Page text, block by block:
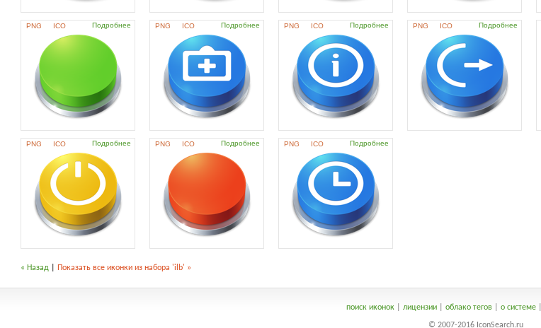
PNG ICO Подробнее PNG ICO Подробнее PNG ICO Подробнее PNG ICO Подробнее
PNG ICO Подробнее PNG ICO Подробнее PNG ICO Подробнее
« Назад Показать все иконки из набора 'ilb' »
поиск иконок| лицензии| облако тегов| о системе|
© 2007-2016 IconSearch.ru